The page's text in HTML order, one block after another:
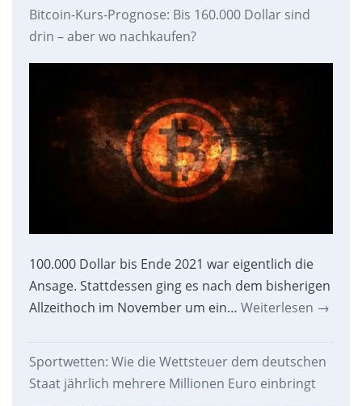
Bitcoin-Kurs-Prognose: Bis 160.000 Dollar sind
drin – aber wo nachkaufen?
100.000 Dollar bis Ende 2021 war eigentlich die
Ansage. Stattdessen ging es nach dem bisherigen
Allzeithoch im November um ein… Weiterlesen →
Sportwetten: Wie die Wettsteuer dem deutschen
Staat jährlich mehrere Millionen Euro einbringt